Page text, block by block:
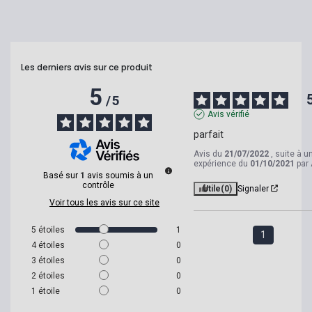
Les derniers avis sur ce produit
5/5
Basé sur 1 avis soumis à un
contrôle
Voir tous les avis sur ce site
5 étoiles
1
4 étoiles
0
3 étoiles
0
2 étoiles
0
1 étoile 0
Avis vérifié
parfait
Avis du 21/07/2022 , suite à
expérience du 01/10/2021 par
Utile(0) Signaler
1